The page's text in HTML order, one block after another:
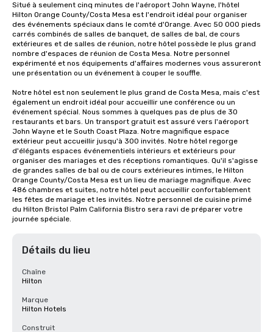
Situé à seulement cinq minutes de l'aéroport John Wayne, l'hôtel
Hilton Orange County/Costa Mesa est l'endroit idéal pour organiser
des événements spéciaux dans le comté d'Orange. Avec 50 000 pieds
carrés combinés de salles de banquet, de salles de bal, de cours
extérieures et de salles de réunion, notre hôtel possède le plus grand
nombre d'espaces de réunion de Costa Mesa. Notre personnel
expérimenté et nos équipements d'affaires modernes vous assureront
une présentation ou un événement à couper le souffle.
Notre hôtel est non seulement le plus grand de Costa Mesa, mais c'est
également un endroit idéal pour accueillir une conférence ou un
événement spécial. Nous sommes à quelques pas de plus de 30
restaurants et bars. Un transport gratuit est assuré vers l'aéroport
John Wayne et le South Coast Plaza. Notre magnifique espace
extérieur peut accueillir jusqu'à 300 invités. Notre hôtel regorge
d'élégants espaces événementiels intérieurs et extérieurs pour
organiser des mariages et des réceptions romantiques. Qu'il s'agisse
de grandes salles de bal ou de cours extérieures intimes, le Hilton
Orange County/Costa Mesa est un lieu de mariage magnifique. Avec
486 chambres et suites, notre hôtel peut accueillir confortablement
les fêtes de mariage et les invités. Notre personnel de cuisine primé
du Hilton Bristol Palm California Bistro sera ravi de préparer votre
journée spéciale.
Détails du lieu
Chaîne
Hilton
Marque
Hilton Hotels
Construit